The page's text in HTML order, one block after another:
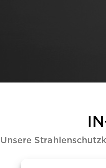
Unsere